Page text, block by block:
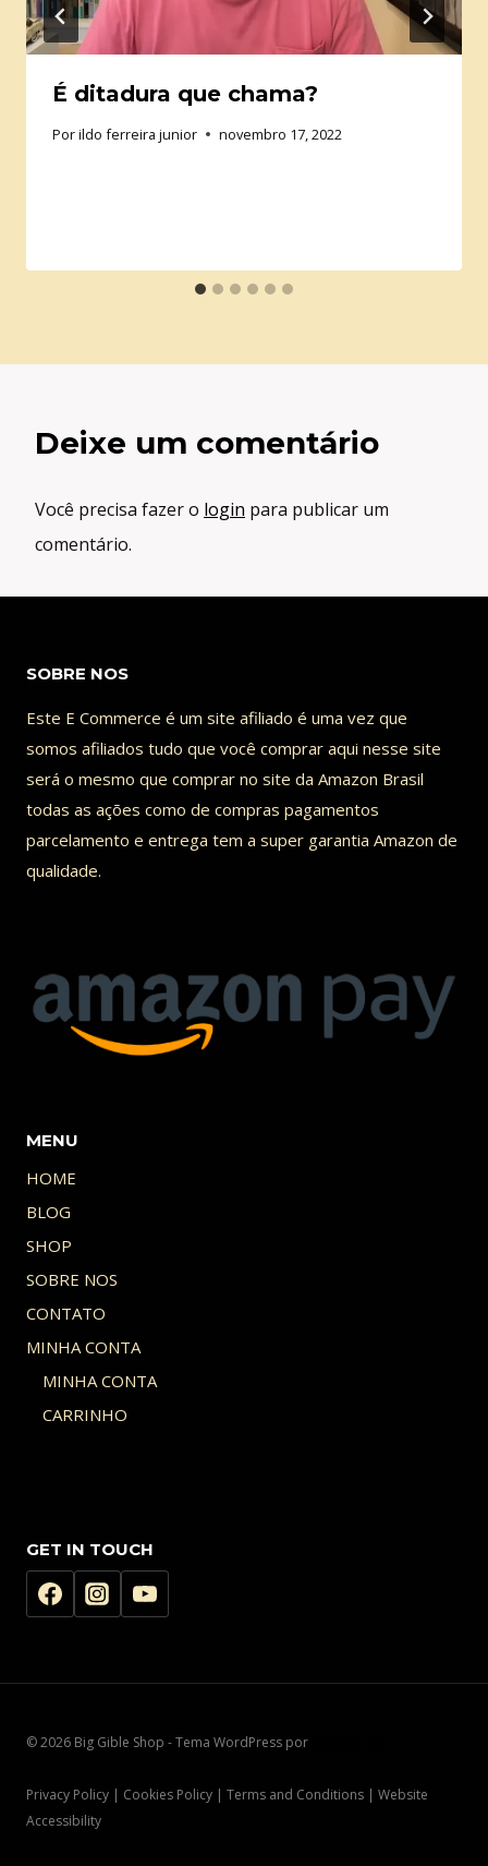
É ditadura que chama?
Porildo ferreira junior novembro 17, 2022
Deixe um comentário
Você precisa fazer o login para publicar um
comentário.
SOBRE NOS
Este E Commerce é um site afiliado é uma vez que
somos afiliados tudo que você comprar aqui nesse site
será o mesmo que comprar no site da Amazon Brasil
todas as ações como de compras pagamentos
parcelamento e entrega tem a super garantia Amazon de
qualidade.
MENU
HOME
BLOG
SHOP
SOBRE NOS
CONTATO
MINHA CONTA
MINHA CONTA
CARRINHO
GET IN TOUCH
© 2026 Big Gible Shop - Tema WordPress por
Privacy Policy | Cookies Policy | Terms and Conditions | Website
Accessibility